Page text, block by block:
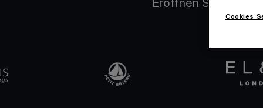
Eröffnen Sie Ihr
Cookies